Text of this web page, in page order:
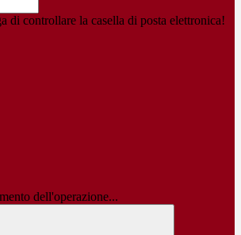
di controllare la casella di posta elettronica!
dell'operazione...